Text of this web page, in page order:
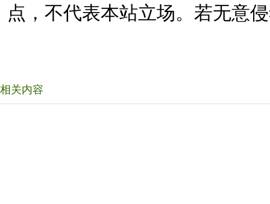
点，不代表本站立场。若无意
相关内容